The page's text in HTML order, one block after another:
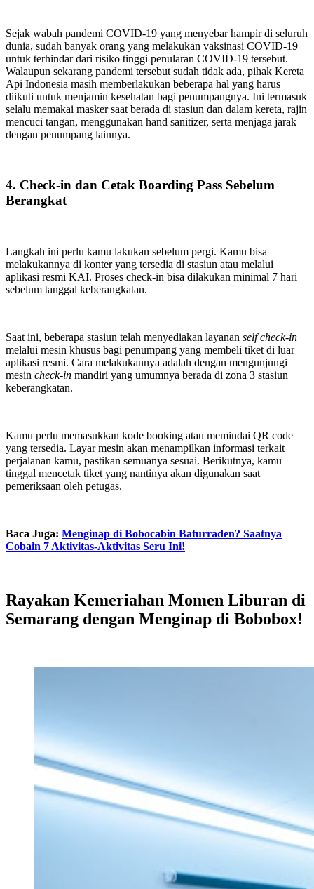
Sejak wabah pandemi COVID-19 yang menyebar hampir di seluruh
dunia, sudah banyak orang yang melakukan vaksinasi COVID-19
untuk terhindar dari risiko tinggi penularan COVID-19 tersebut.
Walaupun sekarang pandemi tersebut sudah tidak ada, pihak Kereta
Api Indonesia masih memberlakukan beberapa hal yang harus
diikuti untuk menjamin kesehatan bagi penumpangnya. Ini termasuk
selalu memakai masker saat berada di stasiun dan dalam kereta, rajin
mencuci tangan, menggunakan hand sanitizer, serta menjaga jarak
dengan penumpang lainnya.
4. Check-in dan Cetak Boarding Pass Sebelum
Berangkat
Langkah ini perlu kamu lakukan sebelum pergi. Kamu bisa
melakukannya di konter yang tersedia di stasiun atau melalui
aplikasi resmi KAI. Proses check-in bisa dilakukan minimal 7 hari
sebelum tanggal keberangkatan.
Saat ini, beberapa stasiun telah menyediakan layanan self check-in
melalui mesin khusus bagi penumpang yang membeli tiket di luar
aplikasi resmi. Cara melakukannya adalah dengan mengunjungi
mesin check-in mandiri yang umumnya berada di zona 3 stasiun
keberangkatan.
Kamu perlu memasukkan kode booking atau memindai QR code
yang tersedia. Layar mesin akan menampilkan informasi terkait
perjalanan kamu, pastikan semuanya sesuai. Berikutnya, kamu
tinggal mencetak tiket yang nantinya akan digunakan saat
pemeriksaan oleh petugas.
Baca Juga: Menginap di Bobocabin Baturraden? Saatnya
Cobain 7 Aktivitas-Aktivitas Seru Ini!
Rayakan Kemeriahan Momen Liburan di
Semarang dengan Menginap di Bobobox!